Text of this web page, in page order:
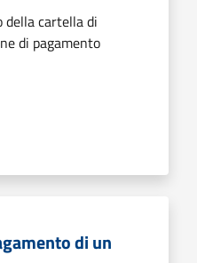
della cartella di
di pagamento
di un